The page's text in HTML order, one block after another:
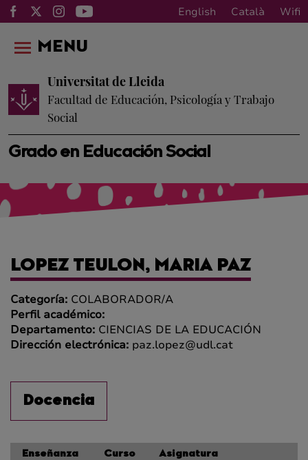
English Català Wifi
Grado en Educación Social
Universitat de Lleida
Facultad de Educación, Psicología y Trabajo
Social
MENU
LOPEZ TEULON, MARIA PAZ
Categoría: COLABORADOR/A
Perfil académico:
Departamento: CIENCIAS DE LA EDUCACIÓN
Dirección electrónica: paz.lopez@udl.cat
Docencia
Enseñanza Curso Asignatura